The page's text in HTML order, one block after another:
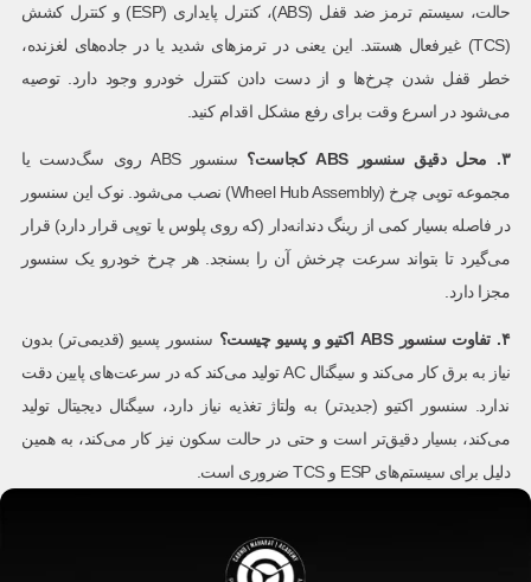
حالت، سیستم ترمز ضد قفل (ABS)، کنترل پایداری (ESP) و کنترل کشش
(TCS) غیرفعال هستند. این یعنی در ترمزهای شدید یا در جاده‌های لغزنده،
خطر قفل شدن چرخ‌ها و از دست دادن کنترل خودرو وجود دارد. توصیه
می‌شود در اسرع وقت برای رفع مشکل اقدام کنید.
۳. محل دقیق سنسور ABS کجاست؟
سنسور ABS روی سگ‌دست یا
مجموعه توپی چرخ (Wheel Hub Assembly) نصب می‌شود. نوک این سنسور
در فاصله بسیار کمی از رینگ دندانه‌دار (که روی پلوس یا توپی قرار دارد) قرار
می‌گیرد تا بتواند سرعت چرخش آن را بسنجد. هر چرخ خودرو یک سنسور
مجزا دارد.
۴.تفاوت سنسور ABS اکتیو و پسیو چیست؟ سنسور پسیو (قدیمی‌تر) بدون
نیاز به برق کار می‌کند و سیگنال AC تولید می‌کند که در سرعت‌های پایین دقت
ندارد. سنسور اکتیو (جدیدتر) به ولتاژ تغذیه نیاز دارد، سیگنال دیجیتال تولید
می‌کند، بسیار دقیق‌تر است و حتی در حالت سکون نیز کار می‌کند، به همین
دلیل برای سیستم‌های ESP و TCS ضروری است.